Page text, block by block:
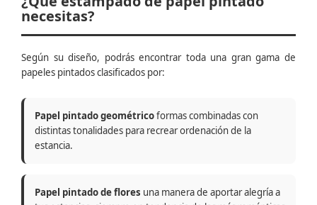
necesitas?
Según su diseño, podrás encontrar toda una gran gama de
papeles pintados clasificados por:
Papel pintado geométricoformas combinadas con
distintas tonalidades para recrear ordenación de la
estancia.
Papel pintado de flores una manera de aportar alegría a